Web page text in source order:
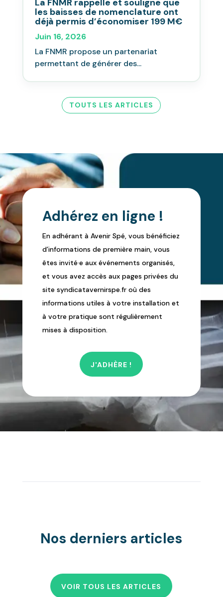
les baisses de nomenclature ont
déjà permis d’économiser 199 M€
Juin 16, 2026
La FNMR propose un partenariat
permettant de générer des...
TOUTS LES ARTICLES
Adhérez en ligne !
En adhérant à Avenir Spé, vous bénéficiez
d’informations de première main, vous
êtes invité·e aux événements organisés,
et vous avez accès aux pages privées du
site syndicatavernirspe.fr où des
informations utiles à votre installation et
à votre pratique sont régulièrement
mises à disposition.
J'ADHÈRE !
Nos derniers articles
VOIR TOUS LES ARTICLES